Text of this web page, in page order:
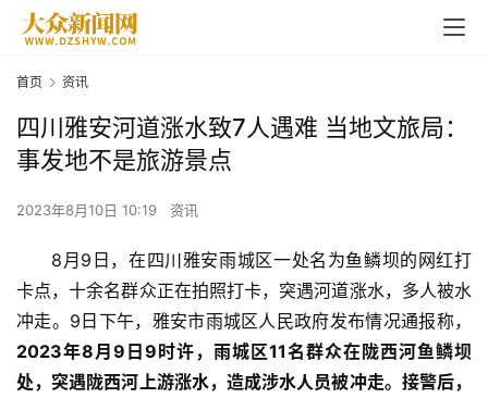
首页 资讯
四川雅安河道涨水致7人遇难 当地文旅局：
事发地不是旅游景点
2023年8月10日 10:19 资讯
8月9日，在四川雅安雨城区一处名为鱼鳞坝的网红打
卡点，十余名群众正在拍照打卡，突遇河道涨水，多人被水
冲走。9日下午，雅安市雨城区人民政府发布情况通报称，
2023年8月9日9时许，雨城区11名群众在陇西河鱼鳞坝
处，突遇陇西河上游涨水，造成涉水人员被冲走。接警后，